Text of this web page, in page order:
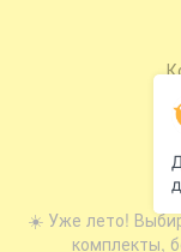
☀️ Уже лето!
комплекты,